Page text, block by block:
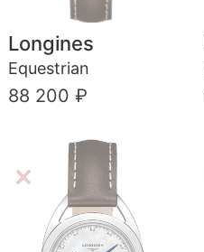
Longines
Equestrian
88 200 ₽